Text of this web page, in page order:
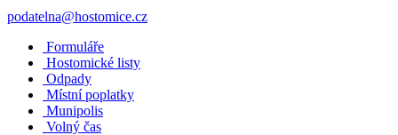
podatelna@hostomice.cz
Formuláře
Hostomické listy
Odpady
Místní poplatky
Munipolis
Volný čas